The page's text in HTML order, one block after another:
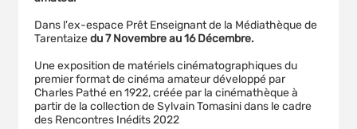
Dans l'ex-espace Prêt Enseignant de la Médiathèque de
Tarentaizedu 7 Novembre au 16 Décembre.
Une exposition de matériels cinématographiques du
premier format de cinéma amateur développé par
Charles Pathé en 1922, créée par la cinémathèque à
partir de la collection de Sylvain Tomasini dans le cadre
des Rencontres Inédits 2022